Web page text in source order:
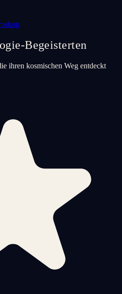
Begeisterten
ihren kosmischen Weg entdeckt